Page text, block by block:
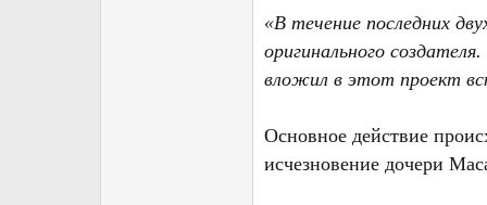
«В течение последних
оригинального
вложил в этот проект
Основное действие
исчезновение дочери